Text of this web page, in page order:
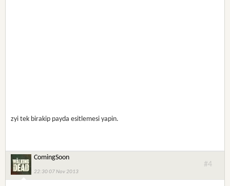
zyi tek birakip payda esitlemesi yapin.
ComingSoon
22:30 07 Nov 2013
#4